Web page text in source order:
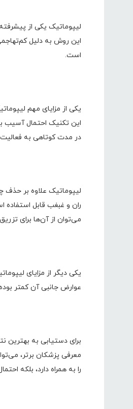
لیپوماتیک یکی از
این روش به دلیل
است.
یکی از مزایای مهم
این تکنیک احتمال آسیب
در مدت کوتاهی به
لیپوماتیک علاوه بر حذف
ران و غبغب قابل
می‌توان از آن‌ها برای
یکی دیگر از مزایای
عوارض جانبی آن کمتر
برای دستیابی به
معرفی پزشکان برتر،
را به همراه دارد، بلکه